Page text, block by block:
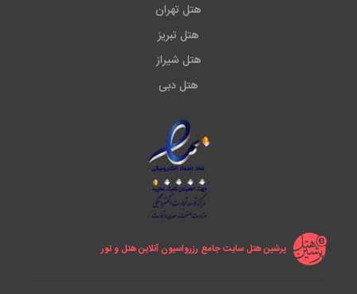
هتل تهران
هتل تبریز
هتل شیراز
هتل دبی
پرشین هتل سایت جامع رزرواسیون آنلاین هتل و تور